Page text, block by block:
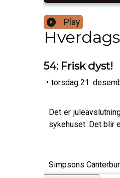
Play
54: Frisk dyst!
• torsdag 21.
Det er
sykehuset. Det blir
Simpsons